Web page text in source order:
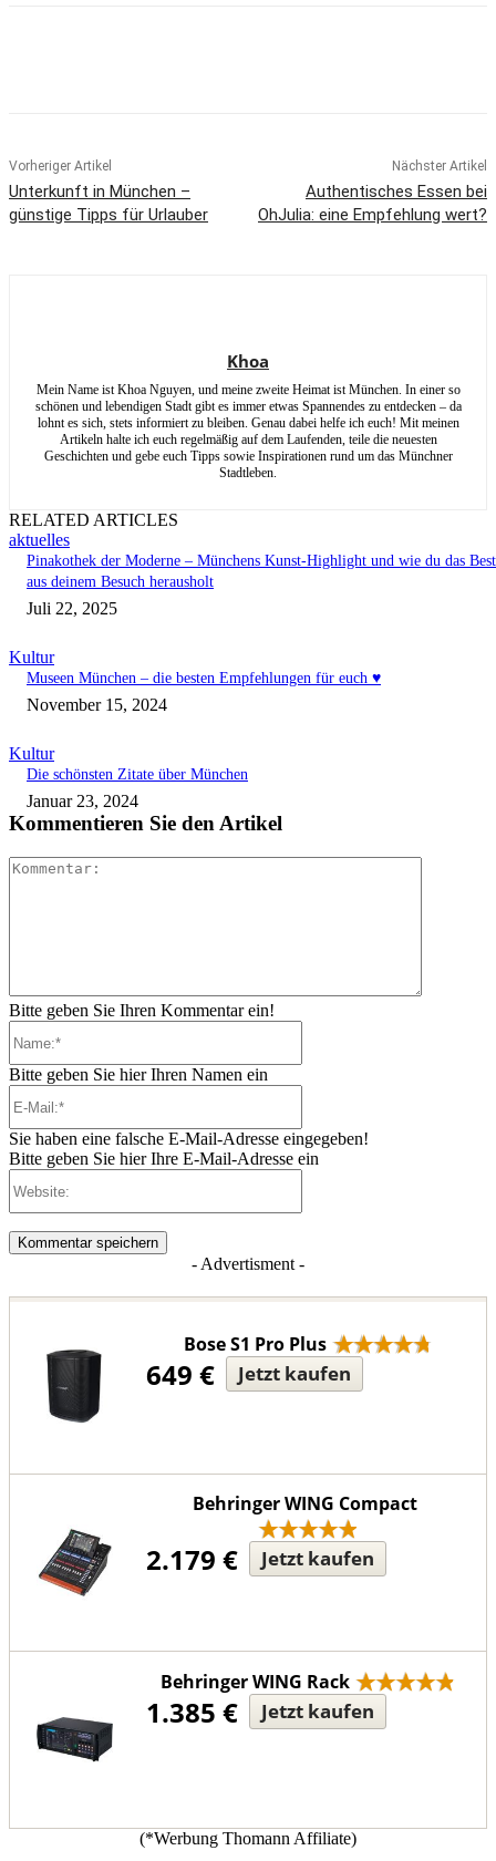
Vorheriger Artikel
Unterkunft in München –
günstige Tipps für Urlauber
Nächster Artikel
Authentisches Essen bei
OhJulia: eine Empfehlung wert?
Khoa
Mein Name ist Khoa Nguyen, und meine zweite Heimat ist München. In einer so
schönen und lebendigen Stadt gibt es immer etwas Spannendes zu entdecken – da
lohnt es sich, stets informiert zu bleiben. Genau dabei helfe ich euch! Mit meinen
Artikeln halte ich euch regelmäßig auf dem Laufenden, teile die neuesten
Geschichten und gebe euch Tipps sowie Inspirationen rund um das Münchner
Stadtleben.
RELATED ARTICLES
aktuelles
Pinakothek der Moderne – Münchens Kunst-Highlight und wie du das
aus deinem Besuch herausholt
Juli 22, 2025
Kultur
Museen München – die besten Empfehlungen für euch ♥
November 15, 2024
Kultur
Die schönsten Zitate über München
Januar 23, 2024
Kommentieren Sie den Artikel
Bitte geben Sie Ihren Kommentar ein!
Bitte geben Sie hier Ihren Namen ein
Sie haben eine falsche E-Mail-Adresse eingegeben!
Bitte geben Sie hier Ihre E-Mail-Adresse ein
- Advertisment -
Bose S1 Pro Plus
649 € Jetzt kaufen
Behringer WING Compact
2.179 € Jetzt kaufen
Behringer WING Rack
1.385 € Jetzt kaufen
(*Werbung Thomann Affiliate)